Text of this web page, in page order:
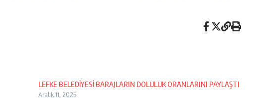
LEFKE BELEDİYESİ BARAJLARIN DOLULUK ORANLARINI PAYLAŞTI
Aralık 11, 2025